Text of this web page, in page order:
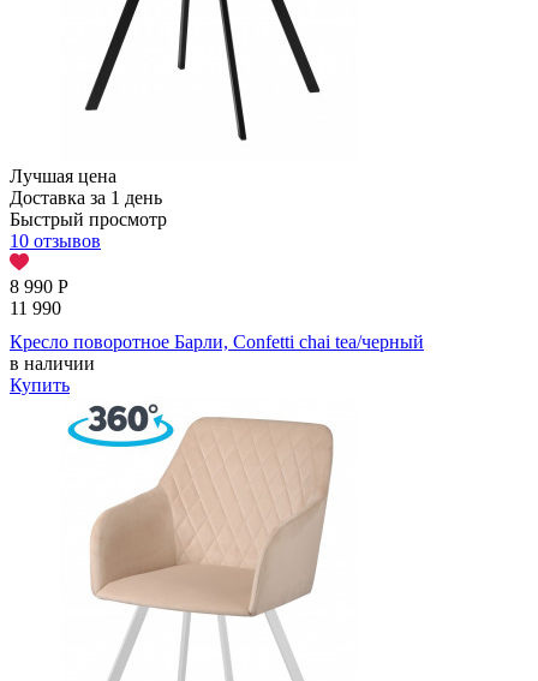
Лучшая цена
Доставка за 1 день
Быстрый просмотр
10 отзывов
8 990 Р
11 990
Кресло поворотное Барли, Confetti chai tea/черный
в наличии
Купить